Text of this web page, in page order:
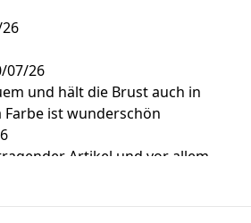
07/26
und hält die Brust auch in
Farbe ist wunderschön
Artikel und vor allem